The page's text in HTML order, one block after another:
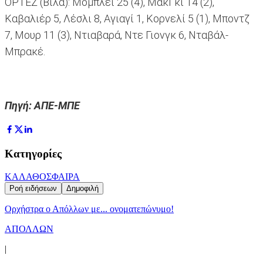
Καβαλιέρ 5, Λέσλι 8, Αγιαγί 1, Κορνελί 5 (1), Μποντζ
7, Μουρ 11 (3), Ντιαβαρά, Ντε Γιονγκ 6, Νταβάλ-
Μπρακέ.
Πηγή: ΑΠΕ-ΜΠΕ
Κατηγορίες
ΚΑΛΑΘΟΣΦΑΙΡΑ
Ροή ειδήσεων Δημοφιλή
Ορχήστρα o Aπόλλων με... ονοματεπώνυμο!
ΑΠΟΛΛΩΝ
|